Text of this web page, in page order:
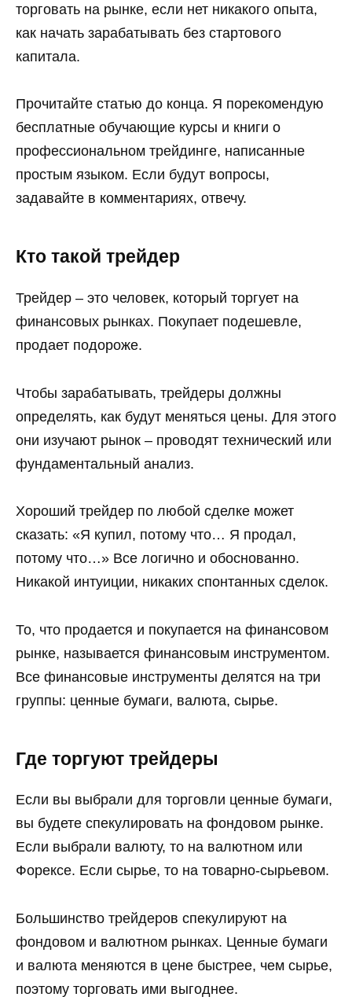
торговать на рынке, если нет никакого опыта,
как начать зарабатывать без стартового
капитала.
Прочитайте статью до конца. Я порекомендую
бесплатные обучающие курсы и книги о
профессиональном трейдинге, написанные
простым языком. Если будут вопросы,
задавайте в комментариях, отвечу.
Кто такой трейдер
Трейдер – это человек, который торгует на
финансовых рынках. Покупает подешевле,
продает подороже.
Чтобы зарабатывать, трейдеры должны
определять, как будут меняться цены. Для этого
они изучают рынок – проводят технический или
фундаментальный анализ.
Хороший трейдер по любой сделке может
сказать: «Я купил, потому что… Я продал,
потому что…» Все логично и обоснованно.
Никакой интуиции, никаких спонтанных сделок.
То, что продается и покупается на финансовом
рынке, называется финансовым инструментом.
Все финансовые инструменты делятся на три
группы: ценные бумаги, валюта, сырье.
Где торгуют трейдеры
Если вы выбрали для торговли ценные бумаги,
вы будете спекулировать на фондовом рынке.
Если выбрали валюту, то на валютном или
Форексе. Если сырье, то на товарно-сырьевом.
Большинство трейдеров спекулируют на
фондовом и валютном рынках. Ценные бумаги
и валюта меняются в цене быстрее, чем сырье,
поэтому торговать ими выгоднее.